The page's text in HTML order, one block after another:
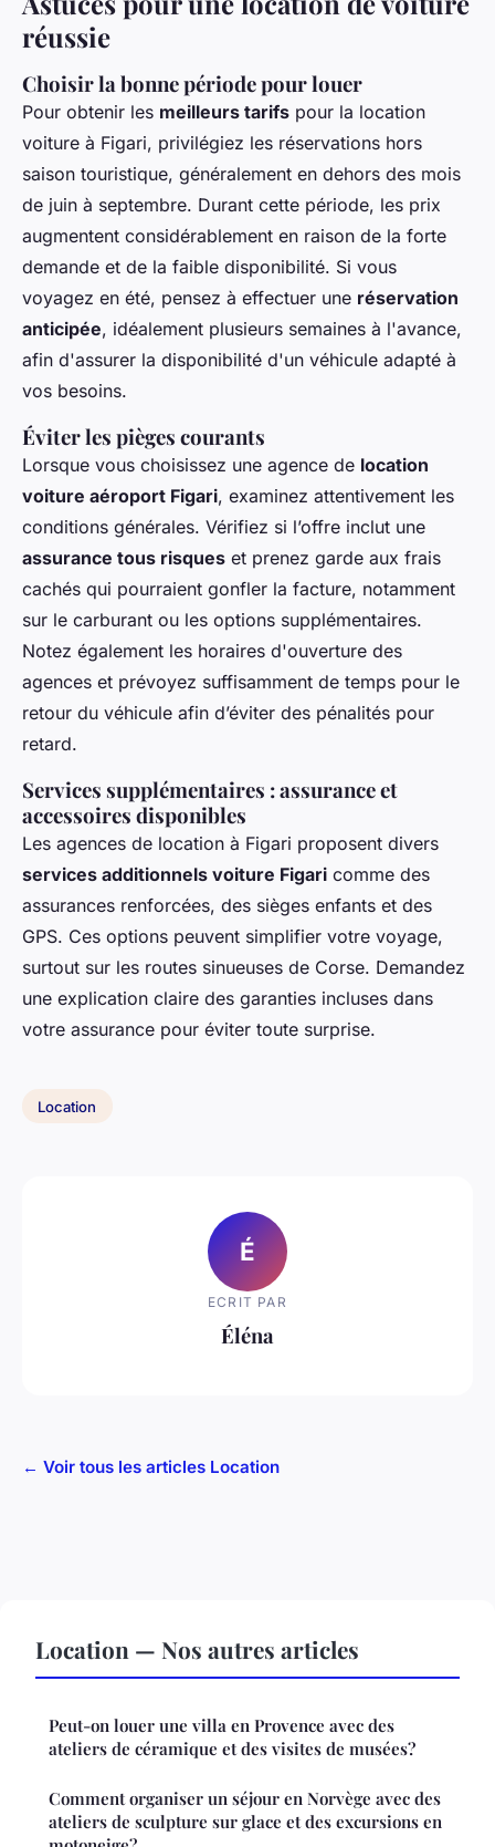
réussie
Choisir la bonne période pour louer
Pour obtenir les meilleurs tarifs pour la location
voiture à Figari, privilégiez les réservations hors
saison touristique, généralement en dehors des mois
de juin à septembre. Durant cette période, les prix
augmentent considérablement en raison de la forte
demande et de la faible disponibilité. Si vous
voyagez en été, pensez à effectuer une réservation
anticipée, idéalement plusieurs semaines à l'avance,
afin d'assurer la disponibilité d'un véhicule adapté à
vos besoins.
Éviter les pièges courants
Lorsque vous choisissez une agence de location
voiture aéroport Figari, examinez attentivement les
conditions générales. Vérifiez si l’offre inclut une
assurance tous risques et prenez garde aux frais
cachés qui pourraient gonfler la facture, notamment
sur le carburant ou les options supplémentaires.
Notez également les horaires d'ouverture des
agences et prévoyez suffisamment de temps pour le
retour du véhicule afin d’éviter des pénalités pour
retard.
Services supplémentaires : assurance et
accessoires disponibles
Les agences de location à Figari proposent divers
services additionnels voiture Figari comme des
assurances renforcées, des sièges enfants et des
GPS. Ces options peuvent simplifier votre voyage,
surtout sur les routes sinueuses de Corse. Demandez
une explication claire des garanties incluses dans
votre assurance pour éviter toute surprise.
Location
É
ECRIT PAR
Éléna
← Voir tous les articles Location
Location — Nos autres articles
Peut-on louer une villa en Provence avec des
ateliers de céramique et des visites de musées?
Comment organiser un séjour en Norvège avec des
ateliers de sculpture sur glace et des excursions en